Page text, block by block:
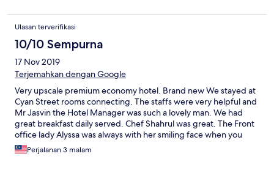
Ulasan terverifikasi
10/10 Sempurna
17 Nov 2019
Terjemahkan dengan Google
Very upscale premium economy hotel. Brand new We stayed at
Cyan Street rooms connecting. The staffs were very helpful and
Mr Jasvin the Hotel Manager was such a lovely man. We had
great breakfast daily served. Chef Shahrul was great. The Front
office lady Alyssa was always with her smiling face when you
walk in and out of the hotel. Location of the hotel is the best as
its walking distance ro various tourist attraction. Nearby to the
Perjalanan 3 malam